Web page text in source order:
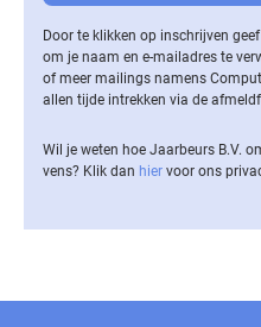
Door te klikken op inschrijven
om je naam en e-mailadres te
of meer mailings namens
allen tijde intrekken via de
Wil je weten hoe Jaarbeurs B.V.
vens? Klik dan hier voor ons